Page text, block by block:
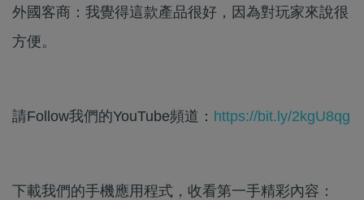
外國客商：我覺得這款產品很好，因為對玩家來說很
方便。
請Follow我們的YouTube頻道： https://bit.ly/2kgU8qg
下載我們的手機應用程式，收看第一手精彩內容：